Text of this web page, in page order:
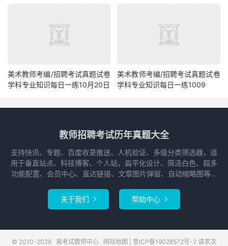
美术教师考编/招聘考试真题试卷
学科专业知识每日一练10月20日
美术教师考编/招聘考试真题试卷
学科专业知识每日一练1009
教师招聘考试历年真题大全
支持快讯、专题、百度收录推送、人机验证、多级分类筛选器，适
用于垂直站点、科技博客、个人站，扁平化设计、简洁白色、超多
功能配置、会员中心、直达链接、文章图片弹窗、自动缩略图等...
关于我们  帮助中心 
© 2010-2026 易考试教师中心 网站地图 鲁ICP备19028572号-2 请求次